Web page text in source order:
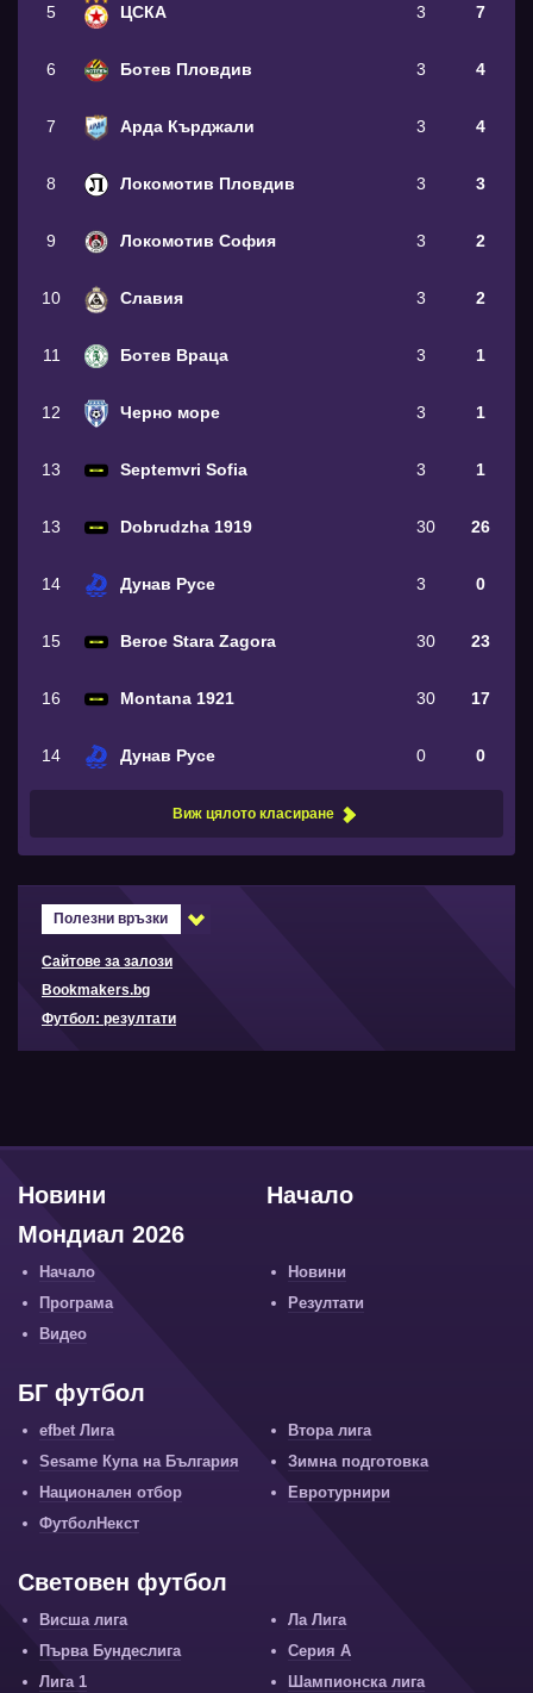
5 ЦСКА 3 7
6 Ботев Пловдив 3 4
7 Арда Кърджали 3 4
8 Локомотив Пловдив 3 3
9 Локомотив София 3 2
10 Славия 3 2
11 Ботев Враца 3 1
12 Черно море 3 1
13 Septemvri Sofia 3 1
13 Dobrudzha 1919 30 26
14 Дунав Русе 3 0
15 Beroe Stara Zagora 30 23
16 Montana 1921 30 17
14 Дунав Русе 0 0
Виж цялото класиране
Полезни връзки
Сайтове за залози
Bookmakers.bg
Футбол: резултати
Начало
Новини
Мондиал 2026
Начало
Новини
Програма
Резултати
Видео
БГ футбол
efbet Лига
Втора лига
Sesame Купа на България
Зимна подготовка
Национален отбор
Евротурнири
ФутболНекст
Световен футбол
Висша лига
Ла Лига
Първа Бундеслига
Серия А
Лига 1
Шампионска лига